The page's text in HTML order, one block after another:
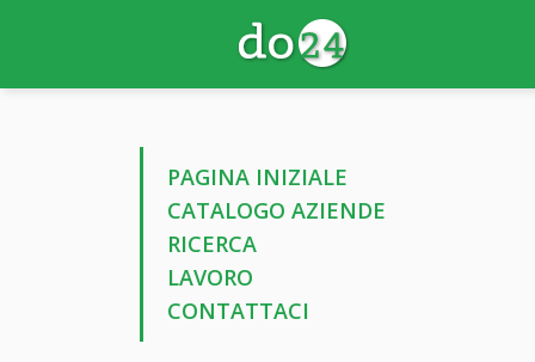
PAGINA INIZIALE
CATALOGO AZIENDE
RICERCA
LAVORO
CONTATTACI